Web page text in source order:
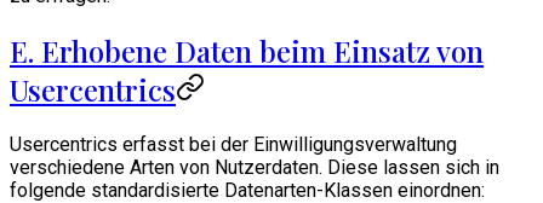
E. Erhobene Daten beim Einsatz von
Usercentrics
Usercentrics erfasst bei der Einwilligungsverwaltung
verschiedene Arten von Nutzerdaten. Diese lassen sich in
folgende standardisierte Datenarten-Klassen einordnen: